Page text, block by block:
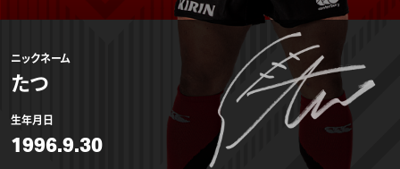
ニックネーム
たつ
生年月日
1996.9.30